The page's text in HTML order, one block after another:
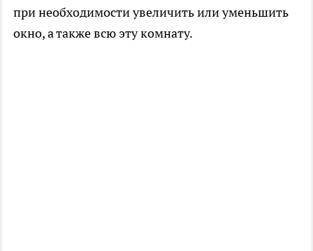
при необходимости увеличить или уменьшить
окно, а также всю эту комнату.